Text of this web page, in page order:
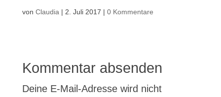
von Claudia | 2. Juli 2017 | 0 Kommentare
Kommentar absenden
Deine E-Mail-Adresse wird nicht